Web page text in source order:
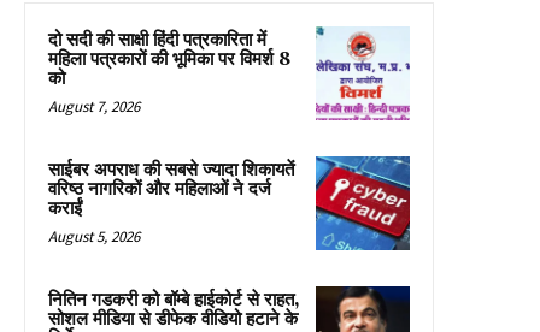
दो सदी की साक्षी हिंदी पत्रकारिता में
महिला पत्रकारों की भूमिका पर विमर्श 8
को
August 7, 2026
साईबर अपराध की सबसे ज्यादा शिकायतें
वरिष्ठ नागरिकों और महिलाओं ने दर्ज
कराईं
August 5, 2026
नितिन गडकरी को बॉम्बे हाईकोर्ट से राहत,
सोशल मीडिया से डीफेक वीडियो हटाने के